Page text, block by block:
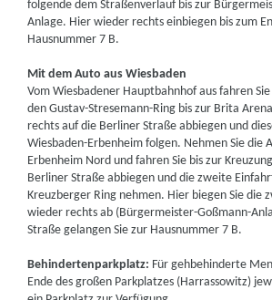
folgende dem Straßenverlauf bis zur
Anlage. Hier wieder rechts einbiegen bis zum
Hausnummer 7 B.
Mit dem Auto aus Wiesbaden
Vom Wiesbadener Hauptbahnhof aus fahren
den Gustav-Stresemann-Ring bis zur Brita
rechts auf die Berliner Straße abbiegen und
Wiesbaden-Erbenheim folgen. Nehmen Sie die
Erbenheim Nord und fahren Sie bis zur
Berliner Straße abbiegen und die zweite
Kreuzberger Ring nehmen. Hier biegen Sie die
wieder rechts ab (Bürgermeister-Goßmann-
Straße gelangen Sie zur Hausnummer 7 B.
Behindertenparkplatz: Für gehbehinderte
Ende des großen Parkplatzes (Harrassowitz)